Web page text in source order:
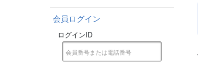
会員ログイン
ログインID